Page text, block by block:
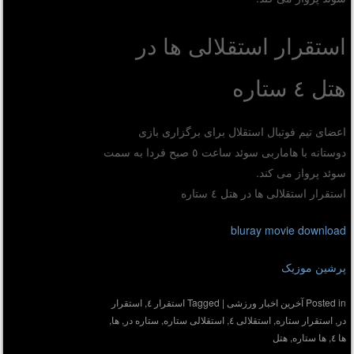
استقرار استقلالی ها در
هتل ٤ ستاره
اعضای تیم فوتبال استقلال برای برگزاری بازی
دوستانه با هاماربی سوئد ساعت ٥ صبح فردا به سمت
سوئد پرواز می کند.
استقرار استقلالی ها در هتل ٤ ستاره
bluray movie download
پرشین موزیک
Posted inآخرین اخبار ورزشی |
Taggedاستقرار ٤ ,استقرار
در, استقرار ستاره ,استقلالی ٤ ,استقلالی ستاره ,ستاره در, ها,
ها ٤ ,ها ستاره ,هتل